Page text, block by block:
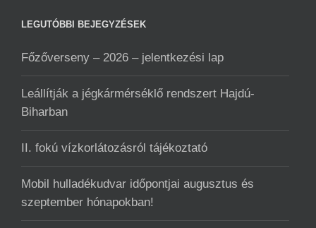
LEGUTÓBBI BEJEGYZÉSEK
Főzőverseny – 2026 – jelentkezési lap
Leállítják a jégkármérséklő rendszert Hajdú-
Biharban
II. fokú vízkorlátozásról tájékoztató
Mobil hulladékudvar ️időpontjai augusztus és
szeptember hónapokban!